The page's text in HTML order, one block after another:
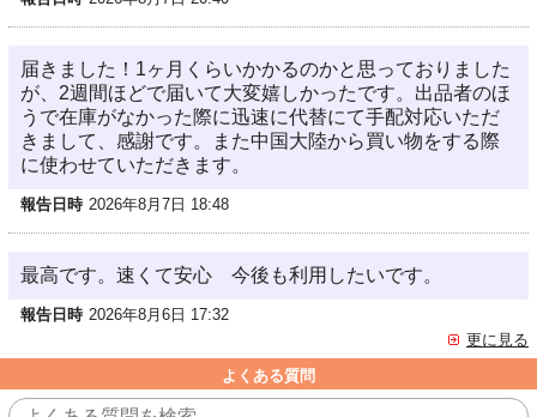
届きました！1ヶ月くらいかかるのかと思っておりました
が、2週間ほどで届いて大変嬉しかったです。出品者のほ
うで在庫がなかった際に迅速に代替にて手配対応いただ
きまして、感謝です。また中国大陸から買い物をする際
に使わせていただきます。
報告日時 2026年8月7日 18:48
最高です。速くて安心 今後も利用したいです。
報告日時 2026年8月6日 17:32
更に見る
よくある質問